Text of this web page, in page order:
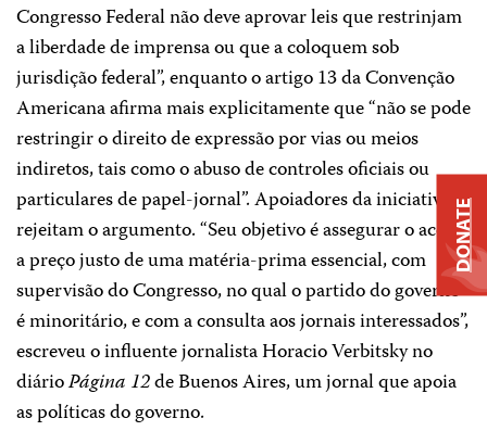
Congresso Federal não deve aprovar leis que restrinjam
a liberdade de imprensa ou que a coloquem sob
jurisdição federal”, enquanto o artigo 13 da Convenção
Americana afirma mais explicitamente que “não se pode
restringir o direito de expressão por vias ou meios
indiretos, tais como o abuso de controles oficiais ou
particulares de papel-jornal”. Apoiadores da iniciativa
rejeitam o argumento. “Seu objetivo é assegurar o acesso
a preço justo de uma matéria-prima essencial, com
supervisão do Congresso, no qual o partido do governo
é minoritário, e com a consulta aos jornais interessados”,
escreveu o influente jornalista Horacio Verbitsky no
diárioPágina 12de Buenos Aires, um jornal que apoia
as políticas do governo.
DONATE